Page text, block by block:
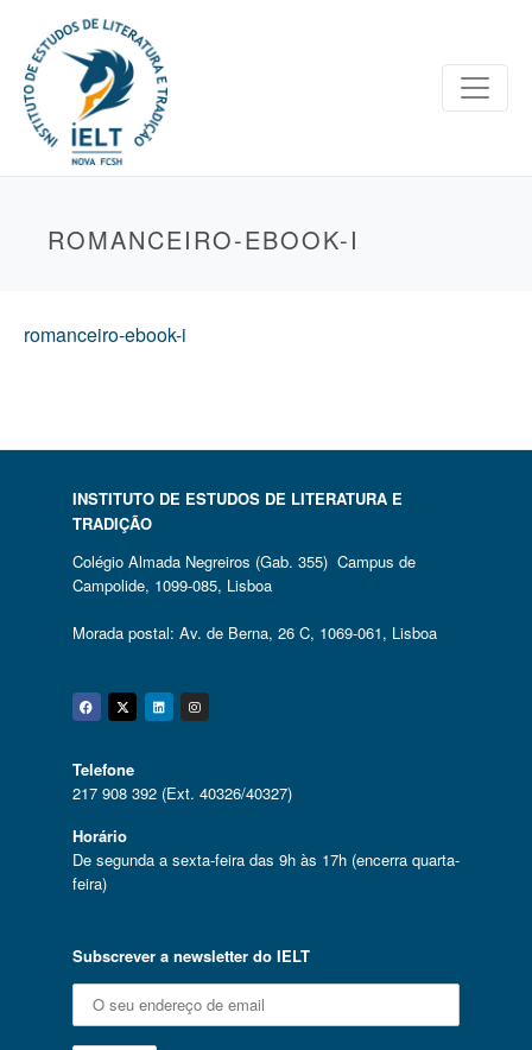
ROMANCEIRO-EBOOK-I
romanceiro-ebook-i
INSTITUTO DE ESTUDOS DE LITERATURA E
TRADIÇÃO
Colégio Almada Negreiros (Gab. 355) Campus de
Campolide, 1099-085, Lisboa
Morada postal: Av. de Berna, 26 C, 1069-061, Lisboa
Facebook
Twitter
Linkedin
Instagram
Telefone
217 908 392 (Ext. 40326/40327)
Horário
De segunda a sexta-feira das 9h às 17h (encerra quarta-
feira)
Subscrever a newsletter do IELT